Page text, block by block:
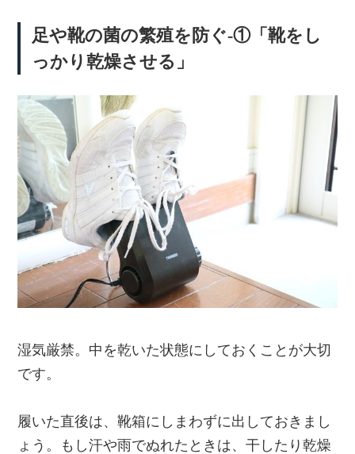
足や靴の菌の繁殖を防ぐ-①「靴をし
っかり乾燥させる」
湿気厳禁。中を乾いた状態にしておくことが大切
です。
履いた直後は、靴箱にしまわずに出しておきまし
ょう。もし汗や雨でぬれたときは、干したり乾燥